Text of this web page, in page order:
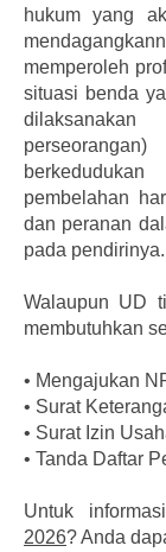
hukum yang
memperoleh
situasi benda
pembelahan
dan peranan
pada pendirinya.
Walaupun UD
membutuhkan
• Mengajukan
• Surat
• Surat Izin
• Tanda Daftar
Untuk
2026? Anda